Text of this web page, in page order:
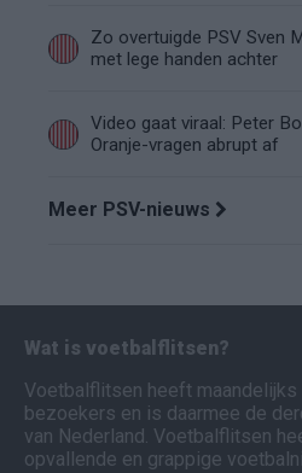
Zo overtuigde PSV Sven
met lege handen achter
Video gaat viraal: Peter
Oranje-vragen abrupt af
Meer PSV-nieuws
Wat is voetbalflitsen?
Voetbalflitsen heeft maandelijks
bezoekers en is daarmee de
van Nederland. Voetbalflitsen
opvallende en grappige